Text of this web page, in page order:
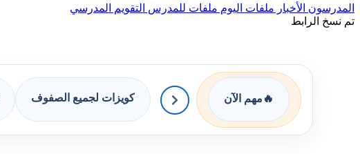
المدرسون الأخبار ملفات اليوم ملفات للمدرس التقويم المدرسي
تم نسخ الرابط
🔥 مهم الآن كويزات لجميع الصفوف